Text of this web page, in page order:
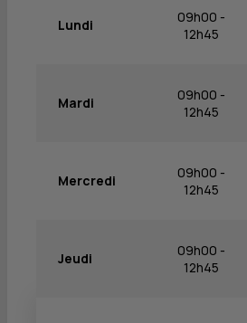
Lundi
09h00 -
12h45
Mardi
09h00 -
12h45
Mercredi
09h00 -
12h45
Jeudi
09h00 -
12h45